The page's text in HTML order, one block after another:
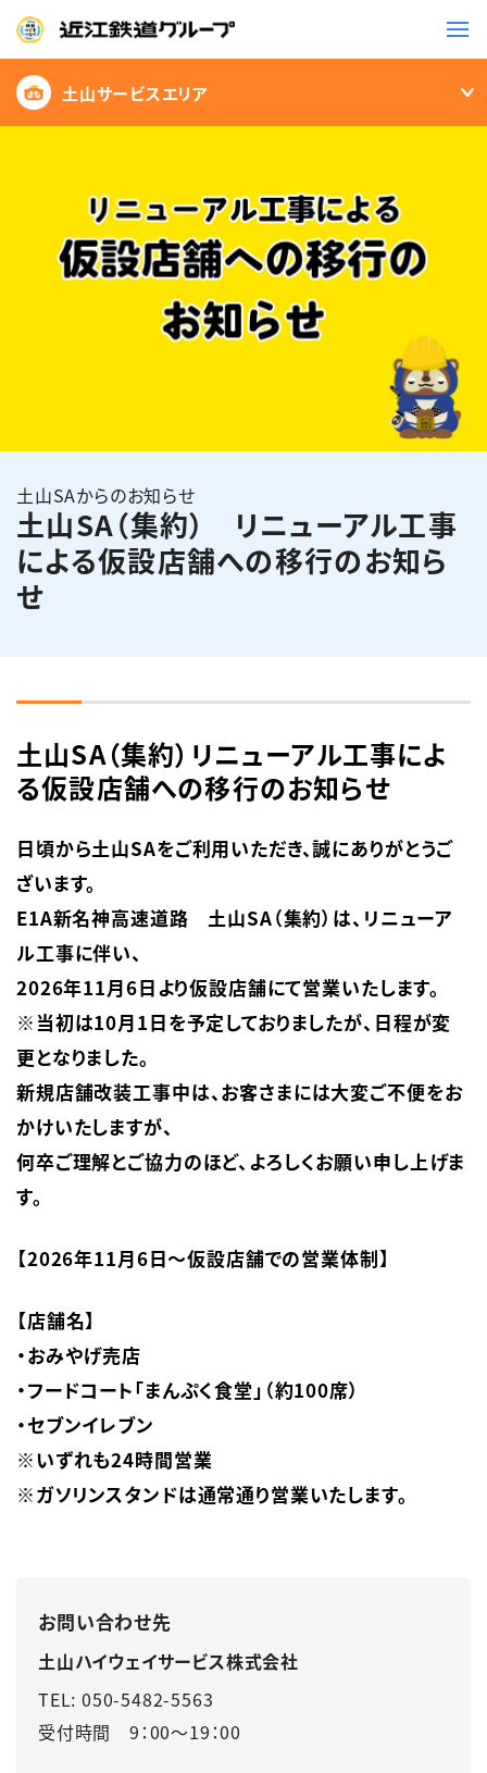
鉄道
事業一覧
観光・イベント情報
English 簡体中文 繁体中文 한국어
土山サービスエリア
土山SAからのお知らせ
土山SA（集約） リニューアル工事
による仮設店舗への移行のお知ら
せ
土山SA（集約）リニューアル工事によ
る仮設店舗への移行のお知らせ
日頃から土山SAをご利用いただき、誠にありがとうご
ざいます。
E1A新名神高速道路　土山SA（集約）は、リニューア
ル工事に伴い、
2026年11月6日より仮設店舗にて営業いたします。
※当初は10月1日を予定しておりましたが、日程が変
更となりました。
新規店舗改装工事中は、お客さまには大変ご不便をお
かけいたしますが、
何卒ご理解とご協力のほど、よろしくお願い申し上げま
す。
【2026年11月6日～仮設店舗での営業体制】
【店舗名】
・おみやげ売店
・フードコート「まんぷく食堂」（約100席）
・セブンイレブン
※いずれも24時間営業
※ガソリンスタンドは通常通り営業いたします。
お問い合わせ先
土山ハイウェイサービス株式会社
TEL: 050-5482-5563
受付時間 9：00～19：00